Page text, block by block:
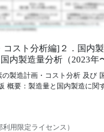
スト分析編]２．国内
内製造量分析（2023年
製造計画・コスト分析 及び
概要：製造量と国内製造に関
用限定ライセンス）